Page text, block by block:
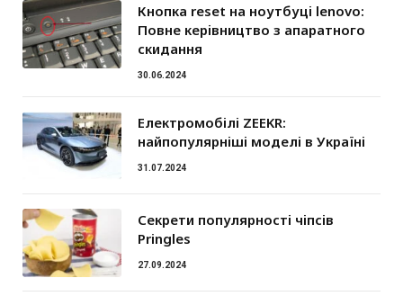
Кнопка reset на ноутбуці lenovo:
Повне керівництво з апаратного
скидання
30.06.2024
Електромобілі ZEEKR:
найпопулярніші моделі в Україні
31.07.2024
Секрети популярності чіпсів
Pringles
27.09.2024